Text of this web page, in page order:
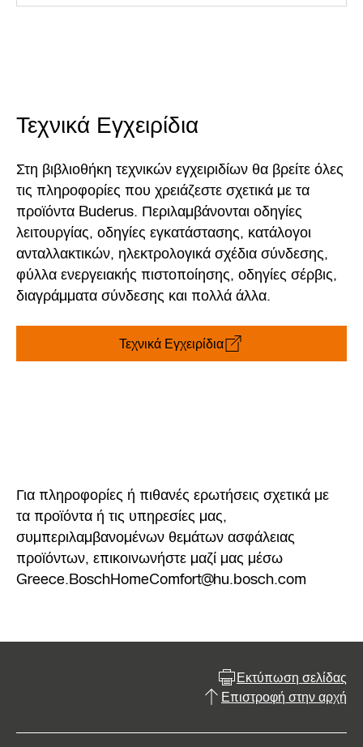
Τεχνικά Εγχειρίδια
Στη βιβλιοθήκη τεχνικών εγχειριδίων θα βρείτε όλες
τις πληροφορίες που χρειάζεστε σχετικά με τα
προϊόντα Buderus. Περιλαμβάνονται οδηγίες
λειτουργίας, οδηγίες εγκατάστασης, κατάλογοι
ανταλλακτικών, ηλεκτρολογικά σχέδια σύνδεσης,
φύλλα ενεργειακής πιστοποίησης, οδηγίες σέρβις,
διαγράμματα σύνδεσης και πολλά άλλα.
Τεχνικά Εγχειρίδια
Για πληροφορίες ή πιθανές ερωτήσεις σχετικά με
τα προϊόντα ή τις υπηρεσίες μας,
συμπεριλαμβανομένων θεμάτων ασφάλειας
προϊόντων, επικοινωνήστε μαζί μας μέσω
Greece.BoschHomeComfort@hu.bosch.com
Εκτύπωση σελίδας
Επιστροφή στην αρχή